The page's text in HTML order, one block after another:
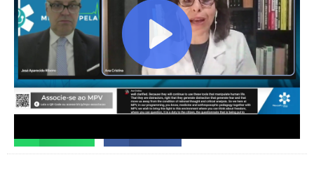
Facebook X Telegram